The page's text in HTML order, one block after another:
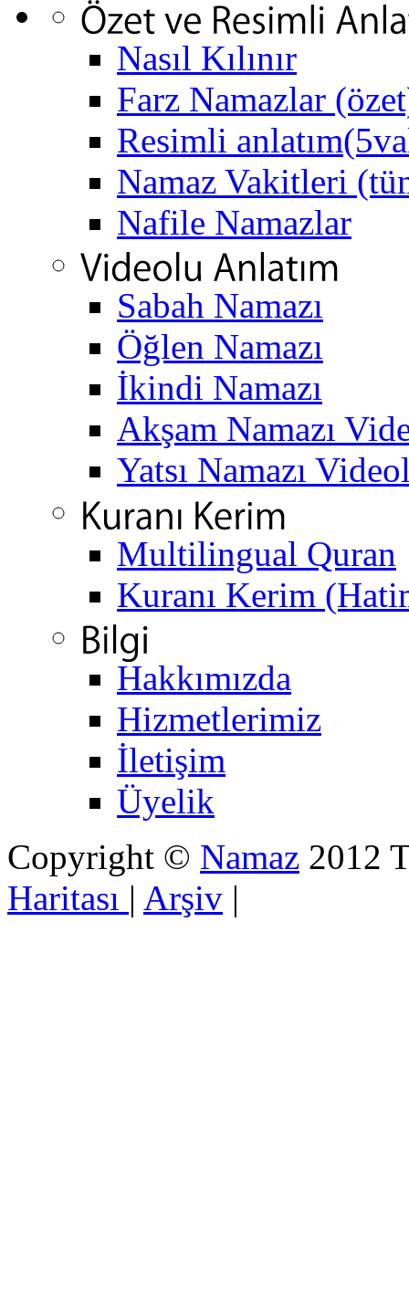
Nasıl Kılınır
Farz Namazlar
Resimli
Namaz Vakitleri
Nafile Namazlar
Sabah Namazı
Öğlen Namazı
İkindi Namazı
Akşam Namazı
Yatsı Namazı
Multilingual Quran
Kuranı Kerim
Hakkımızda
Hizmetlerimiz
İletişim
Üyelik
Copyright © Namaz 2012
Haritası | Arşiv |